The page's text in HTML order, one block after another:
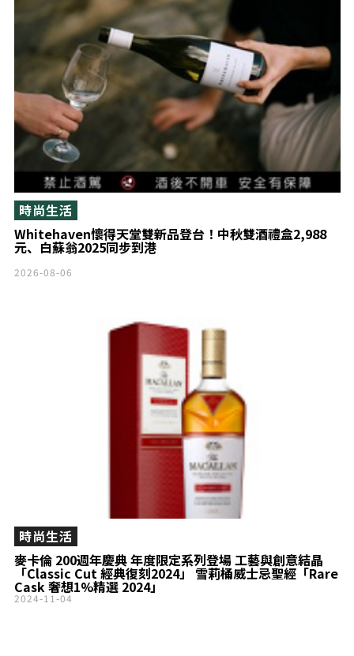
Whitehaven懷得天堂雙新品登台！中秋雙酒禮盒2,988
元、白蘇翁2025同步到港
時尚生活
2026-08-06
麥卡倫 200週年慶典 年度限定系列登場 工藝與創意結晶
「Classic Cut 經典復刻2024」 雪莉桶威士忌聖經「Rare
Cask 奢想1%精選 2024」
時尚生活
2024-11-04